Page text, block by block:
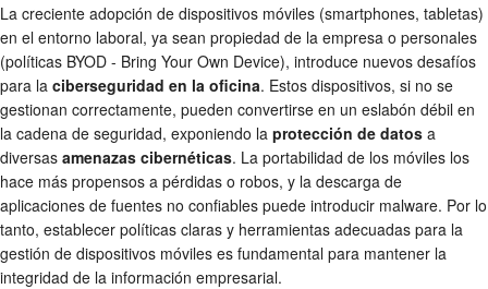
La creciente adopción de dispositivos móviles (smartphones, tabletas)
en el entorno laboral, ya sean propiedad de la empresa o personales
(políticas BYOD - Bring Your Own Device), introduce nuevos desafíos
para la ciberseguridad en la oficina. Estos dispositivos, si no se
gestionan correctamente, pueden convertirse en un eslabón débil en
la cadena de seguridad, exponiendo la protección de datos a
diversas amenazas cibernéticas. La portabilidad de los móviles los
hace más propensos a pérdidas o robos, y la descarga de
aplicaciones de fuentes no confiables puede introducir malware. Por lo
tanto, establecer políticas claras y herramientas adecuadas para la
gestión de dispositivos móviles es fundamental para mantener la
integridad de la información empresarial.